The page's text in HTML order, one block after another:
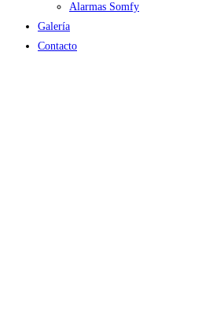
Alarmas Somfy
Galería
Contacto